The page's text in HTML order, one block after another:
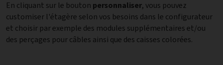
En cliquant sur le bouton personnaliser, vous pouvez
customiser l'étagère selon vos besoins dans le configurateur
et choisir par exemple des modules supplémentaires et/ou
des perçages pour câbles ainsi que des caisses colorées.